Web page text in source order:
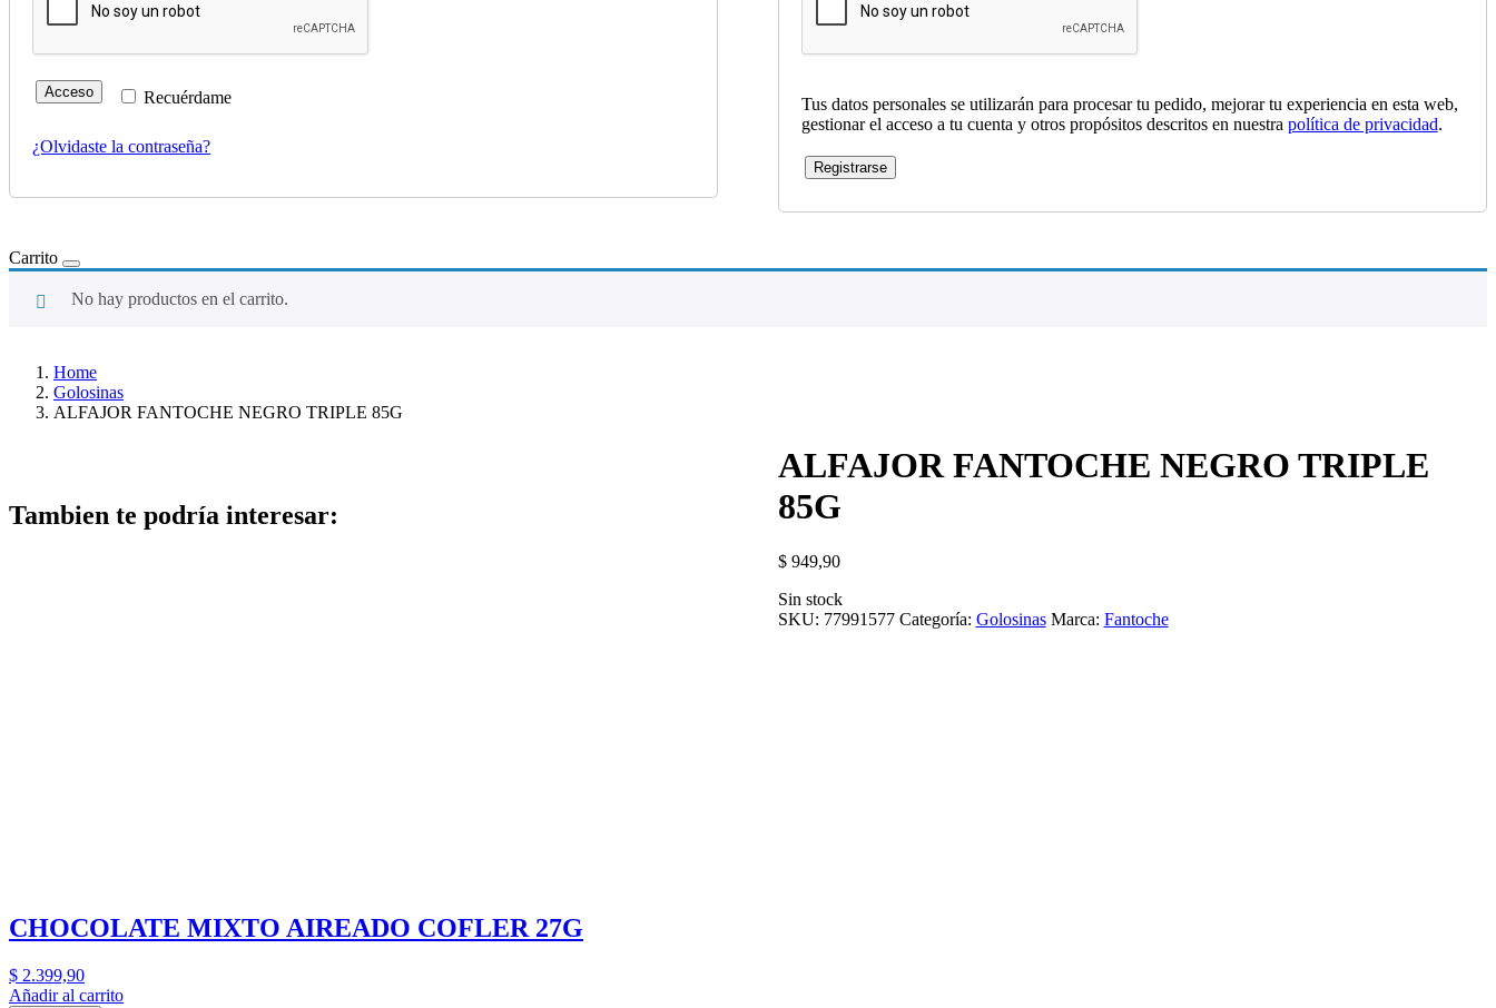
Recuérdame
Acceso
¿Olvidaste la contraseña?
Tus datos personales se utilizarán para procesar tu pedido, mejorar tu experiencia en esta web,
gestionar el acceso a tu cuenta y otros propósitos descritos en nuestra política de privacidad.
Registrarse
Carrito
No hay productos en el carrito.
Home
Golosinas
ALFAJOR FANTOCHE NEGRO TRIPLE 85G
ALFAJOR FANTOCHE NEGRO TRIPLE
85G
$949,90
Sin stock
SKU: 77991577 Categoría: Golosinas Marca: Fantoche
Tambien te podría interesar:
CHOCOLATE MIXTO AIREADO COFLER 27G
$ 2.399,90
Añadir al carrito